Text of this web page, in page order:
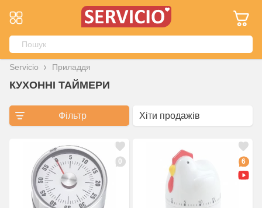
Servicio Приладдя
КУХОННІ ТАЙМЕРИ
Фільтр
0 6